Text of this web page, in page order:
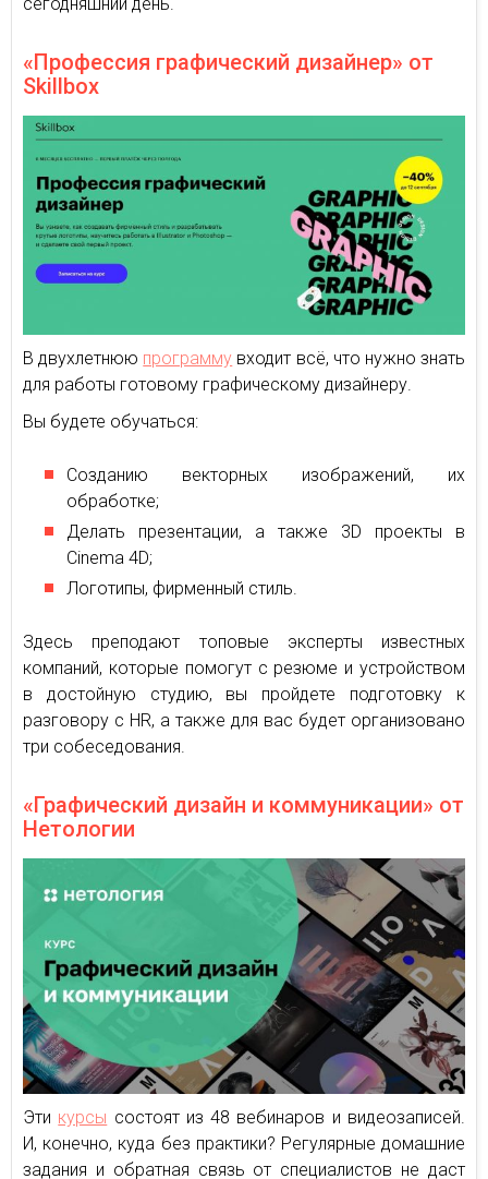
«Профессия графический дизайнер» от
Skillbox
В двухлетнюю программу входит всё, что нужно знать
для работы готовому графическому дизайнеру.
Вы будете обучаться:
Созданию векторных изображений, их
обработке;
Делать презентации, а также 3D проекты в
Сinema 4D;
Логотипы, фирменный стиль.
Здесь преподают топовые эксперты известных
компаний, которые помогут с резюме и устройством
в достойную студию, вы пройдете подготовку к
разговору с HR, а также для вас будет организовано
три собеседования.
«Графический дизайн и коммуникации» от
Нетологии
Эти курсы состоят из 48 вебинаров и видеозаписей.
И, конечно, куда без практики? Регулярные домашние
задания и обратная связь от специалистов не даст